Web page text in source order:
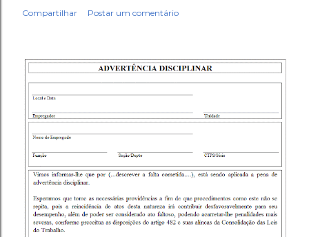
Compartilhar Postar um comentário